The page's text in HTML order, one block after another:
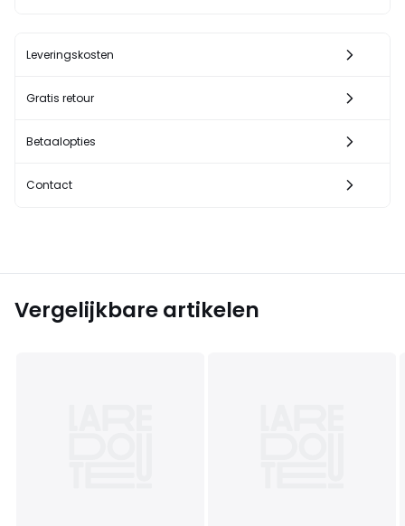
Leveringskosten
Gratis retour
Betaalopties
Contact
Vergelijkbare artikelen